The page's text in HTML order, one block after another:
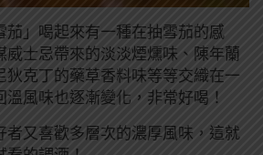
茄」喝起來有一種在抽雪茄的感
威士忌帶來的淡淡煙燻味、陳年蘭
狄克丁的藥草香料味等等交織在一
風味也逐漸變化，非常好喝！
者又喜歡多層次的濃厚風味，這就